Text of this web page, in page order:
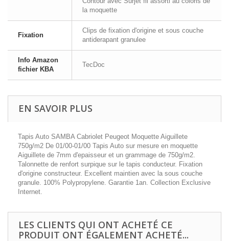
la moquette
Fixation
Clips de fixation d'origine et sous couche
antiderapant granulee
Info Amazon
fichier KBA
TecDoc
EN SAVOIR PLUS
Tapis Auto SAMBA Cabriolet Peugeot Moquette Aiguillete
750g/m2 De 01/00-01/00 Tapis Auto sur mesure en moquette
Aiguillete de 7mm d'epaisseur et un grammage de 750g/m2.
Talonnette de renfort surpique sur le tapis conducteur. Fixation
d'origine constructeur. Excellent maintien avec la sous couche
granule. 100% Polypropylene. Garantie 1an. Collection Exclusive
Internet.
LES CLIENTS QUI ONT ACHETÉ CE
PRODUIT ONT ÉGALEMENT ACHETÉ...